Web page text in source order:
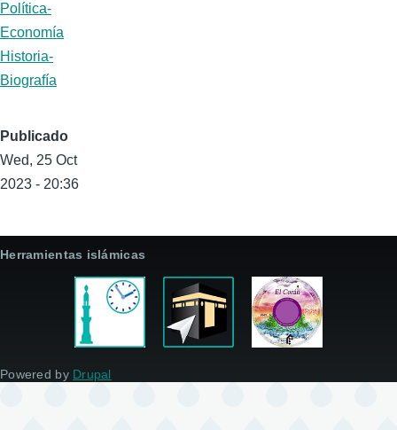
Política-
Economía
Historia-
Biografía
Publicado
Wed, 25 Oct
2023 - 20:36
Herramientas islámicas
Powered by Drupal